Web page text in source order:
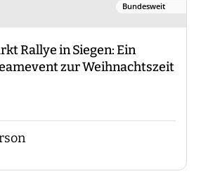
Bundesweit
Rallye in Siegen: Ein
zur Weihnachtszeit